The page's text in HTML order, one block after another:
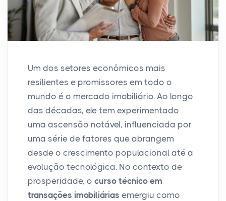
Um dos setores econômicos mais
resilientes e promissores em todo o
mundo é o mercado imobiliário. Ao longo
das décadas, ele tem experimentado
uma ascensão notável, influenciada por
uma série de fatores que abrangem
desde o crescimento populacional até a
evolução tecnológica. No contexto de
prosperidade, o curso técnico em
transações imobiliárias emergiu como